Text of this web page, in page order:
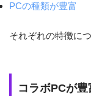
PCの種類が豊富
それぞれの特徴に
コラボPCが豊